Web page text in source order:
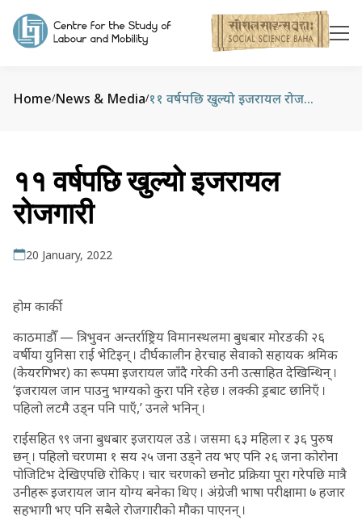
Home/News & Media/ ११ वर्षपछि खुल्यो इजरायल रोजगारी
११ वर्षपछि खुल्यो इजरायल
रोजगारी
20 January, 2022
होम कार्की
काठमाडौँ — त्रिभुवन अन्तर्राष्ट्रिय विमानस्थलमा बुधबार मोरङकी २६
वर्षीया युनिसा राई भेटिइन् । दीर्घकालीन हेरचाह सेवाको सहायक श्रमिक
(केयरगिभर) का रूपमा इजरायल जाँदै गरेकी उनी उत्साहित देखिन्थिन् ।
‘इजरायल जान पाउनु भाग्यको कुरा पनि रहेछ । लक्की ड्रबाट छानिएँ ।
पहिलो लटमै उड्न पनि पाएँ,’ उनले भनिन् ।
राईसहित ९९ जना बुधबार इजरायल उडे । जसमा ६३ महिला र ३६ पुरुष
छन् । पहिलो चरणमा १ सय २५ जना उड्ने तय भए पनि २६ जना कोरोना
पोजिटिभ देखिएपछि रोकिए । चार चरणको छनोट प्रक्रिया पूरा गरेपछि मात्रै
उनीहरू इजरायल जान योग्य बनेका थिए । अंग्रेजी भाषा परीक्षामा ७ हजार
सहभागी भए पनि सबैले रोजगारीको मौका पाएनन् ।